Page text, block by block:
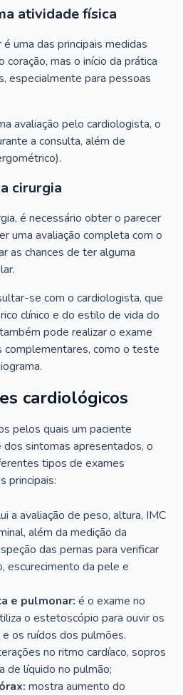
atividade física
uma das principais medidas
coração, mas o início da prática
especialmente para pessoas
avaliação pelo cardiologista, o
a consulta, além de
cirurgia
é necessário obter o parecer
uma avaliação completa com o
as chances de ter alguma
se com o cardiologista, que
clínico e do estilo de vida do
pode realizar o exame
complementares, como o teste
cardiológicos
pelos quais um paciente
sintomas apresentados, o
tipos de exames
principais:
a avaliação de peso, altura, IMC
além da medição da
das pernas para verificar
escurecimento da pele e
e pulmonar: é o exame no
o estetoscópio para ouvir os
os ruídos dos pulmões.
no ritmo cardíaco, sopros
de líquido no pulmão;
mostra aumento do